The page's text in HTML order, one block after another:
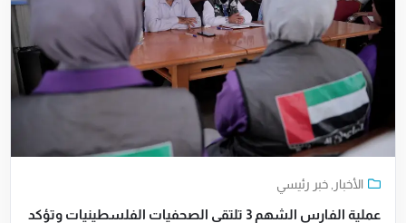
الأخبار ,خبر رئيسي
عملية الفارس الشهم 3 تلتقي الصحفيات الفلسطينيات وتؤكد